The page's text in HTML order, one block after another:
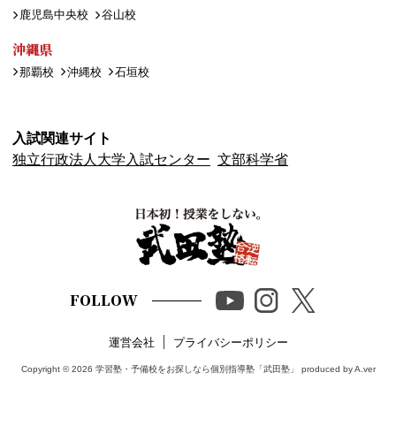
鹿児島中央校 谷山校
沖縄県
那覇校 沖縄校 石垣校
入試関連サイト
独立行政法人大学入試センター 文部科学省
FOLLOW
運営会社 プライバシーポリシー
Copyright © 2026 学習塾・予備校をお探しなら個別指導塾「武田塾」 produced by A.ver